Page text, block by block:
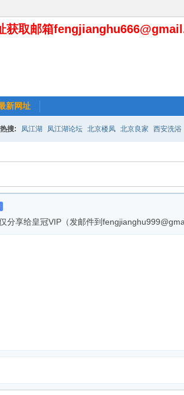
获取邮箱
新网址
热搜: 凤江湖 凤江湖论坛 北京楼凤 北京良家 西安洗浴
享给皇冠VIP（发邮件到